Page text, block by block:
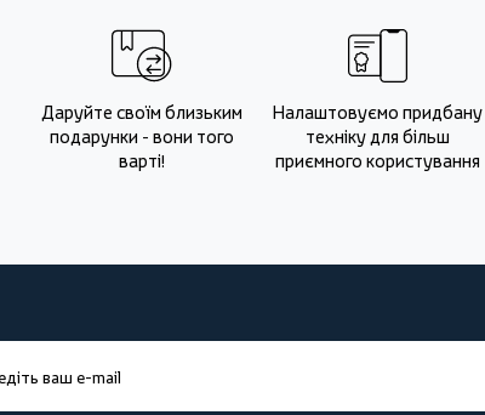
Даруйте своїм близьким
подарунки - вони того
варті!
Налаштовуємо придбану
техніку для більш
приємного користування